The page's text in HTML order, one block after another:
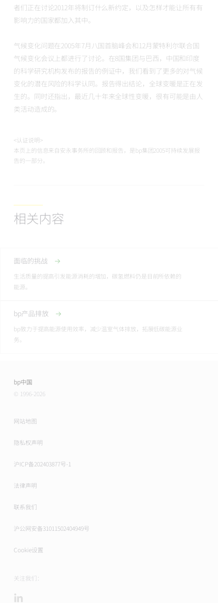
者们正在讨论2012年将制订什么新约定，以及怎样才能让所有有
影响力的国家都加入其中。
气候变化问题在2005年7月八国首脑峰会和12月蒙特利尔联合国
气候变化会议上都进行了讨论。在8国集团与巴西，中国和印度
的科学研究机构发布的报告的例证中，我们看到了更多的对气候
变化的潜在风险的科学认同。报告得出结论，全球变暖是正在发
生的。同时还指出，最近几十年来全球性变暖，很有可能是由人
类活动造成的。
<认证说明>
本页上的信息来自安永事务所的回顾和报告，是bp集团2005可持续发展报
告的一部分。
相关内容
面临的挑战
生活质量的提高引发能源消耗的增加，碳氢燃料仍是目前所依赖的
能源。
bp产品排放
bp致力于提高能源使用效率，减少温室气体排放，拓展低碳能源业
务。
bp中国
© 1996-2026
网站地图
隐私权声明
沪ICP备202403877号-1
法律声明
联系我们
沪公网安备31011502404949号
Cookie设置
关注我们：